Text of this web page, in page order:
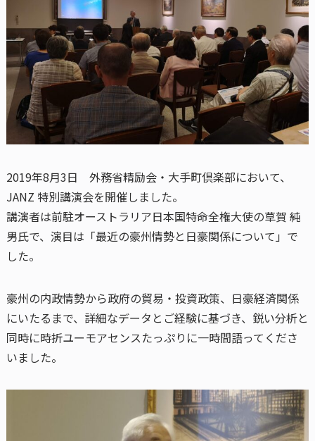
2019年8月3日 外務省精励会・大手町倶楽部において、
JANZ 特別講演会を開催しました。
講演者は前駐オーストラリア日本国特命全権大使の草賀 純
男氏で、演目は「最近の豪州情勢と日豪関係について」で
した。
豪州の内政情勢から政府の貿易・投資政策、日豪経済関係
にいたるまで、詳細なデータとご経験に基づき、鋭い分析と
同時に時折ユーモアセンスたっぷりに一時間語ってくださ
いました。